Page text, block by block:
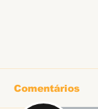
Comentários